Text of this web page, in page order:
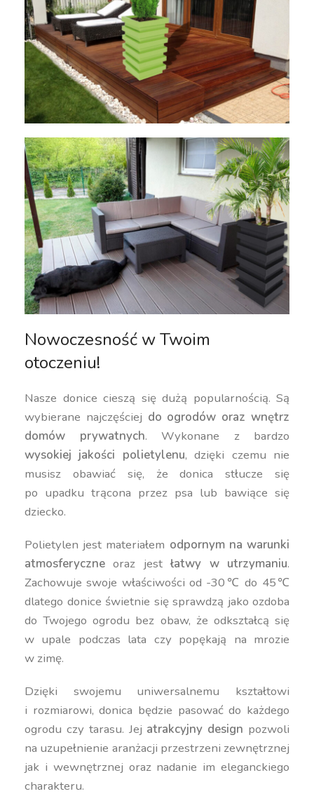
Nowoczesność w Twoim
otoczeniu!
Nasze donice cieszą się dużą popularnością. Są
wybierane najczęściej do ogrodów oraz wnętrz
domów prywatnych. Wykonane z bardzo
wysokiej jakości polietylenu, dzięki czemu nie
musisz obawiać się, że donica stłucze się
po upadku trącona przez psa lub bawiące się
dziecko.
Polietylen jest materiałem odpornym na warunki
atmosferyczne oraz jestłatwy w utrzymaniu.
Zachowuje swoje właściwości od -30℃ do 45℃
dlatego donice świetnie się sprawdzą jako ozdoba
do Twojego ogrodu bez obaw, że odkształcą się
w upale podczas lata czy popękają na mrozie
w zimę.
Dzięki swojemu uniwersalnemu kształtowi
i rozmiarowi, donica będzie pasować do każdego
ogrodu czy tarasu. Jej atrakcyjny design pozwoli
na uzupełnienie aranżacji przestrzeni zewnętrznej
jak i wewnętrznej oraz nadanie im eleganckiego
charakteru.